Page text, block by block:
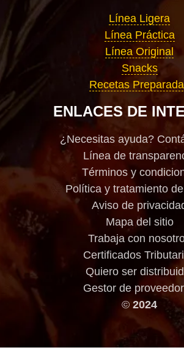
Línea Ligera
Línea Práctica
Línea Original
Snacks
Recetas
ENLACES DE
¿Necesitas ayuda?
Línea de
Términos y
Política y tratamiento
Aviso de
Mapa del sitio
Trabaja con
Certificados
Quiero ser
Gestor de
© 2024